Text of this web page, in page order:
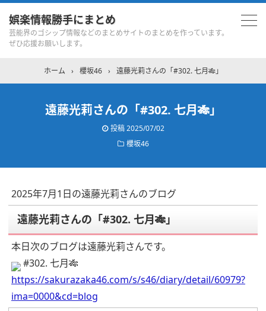
娯楽情報勝手にまとめ
芸能界のゴシップ情報などのまとめサイトのまとめを作っています。
ぜひ応援お願いします。
ホーム › 櫻坂46 › 遠藤光莉さんの「#302. 七月🎋」
遠藤光莉さんの「#302. 七月🎋」
投稿2025/07/02
櫻坂46
2025年7月1日の遠藤光莉さんのブログ
遠藤光莉さんの「#302. 七月🎋」
本日次のブログは遠藤光莉さんです。
#302. 七月🎋
https://sakurazaka46.com/s/s46/diary/detail/60979?
ima=0000&cd=blog